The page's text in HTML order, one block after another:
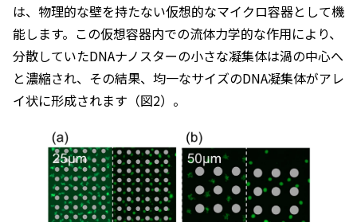
は、物理的な壁を持たない仮想的なマイクロ容器として機
能します。この仮想容器内での流体力学的な作用により、
分散していたDNAナノスターの小さな凝集体は渦の中心へ
と濃縮され、その結果、均一なサイズのDNA凝集体がアレ
イ状に形成されます（図2）。